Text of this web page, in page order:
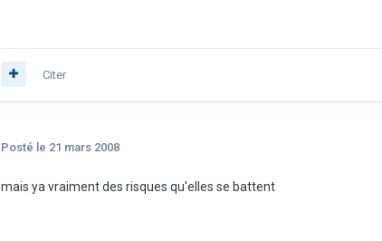
Citer
Posté le 21 mars 2008
mais ya vraiment des risques qu'elles se battent